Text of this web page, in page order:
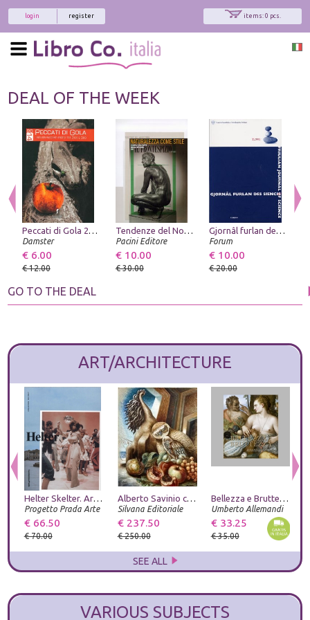
items: 0 pcs.
register
login
DEAL OF THE WEEK
Peccati di Gola 2014. I Migliori Racconti Erotici tra Eros & Cibo
Damster
€ 6.00
€ 12.00
Tendenze del Novecento. Naturalezza come stile. L'idea dell'arte nelle pagine de "Il Frontespizio", 1937-1939
Pacini Editore
€ 10.00
€ 30.00
Gjornâl furlan des siencis - Friulian Journal of Science. 2/2002
Forum
€ 10.00
€ 20.00
GO TO THE DEAL
ART/ARCHITECTURE
Helter Skelter. Arthur Jafa and Richard Prince
Progetto Prada Arte
€ 66.50
€ 70.00
Alberto Savinio catalogo ragionato
Silvana Editoriale
€ 237.50
€ 250.00
Bellezza e Bruttezza. Ideale reale caricaturale nel rinascimento
Umberto Allemandi
€ 33.25
€ 35.00
SEE ALL
VARIOUS SUBJECTS